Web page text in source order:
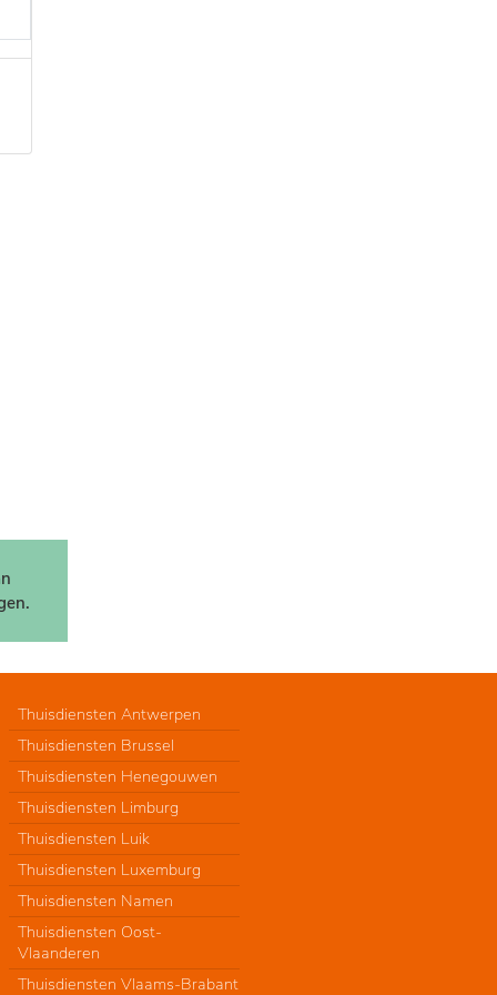
Thuisdiensten Antwerpen
Thuisdiensten Brussel
Thuisdiensten Henegouwen
Thuisdiensten Limburg
Thuisdiensten Luik
Thuisdiensten Luxemburg
Thuisdiensten Namen
Thuisdiensten Oost-
Vlaanderen
Thuisdiensten Vlaams-Brabant